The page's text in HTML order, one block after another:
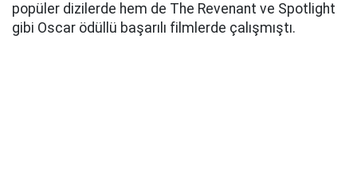
popüler dizilerde hem de The Revenant ve Spotlight
gibi Oscar ödüllü başarılı filmlerde çalışmıştı.